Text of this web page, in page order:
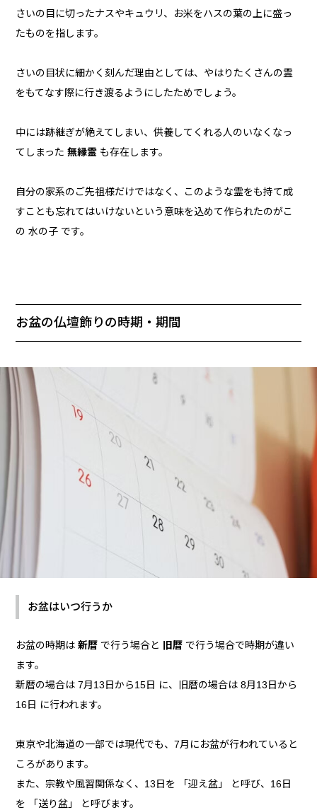
さいの目に切ったナスやキュウリ、お米をハスの葉の上に盛っ
たものを指します。
さいの目状に細かく刻んだ理由としては、やはりたくさんの霊
をもてなす際に行き渡るようにしたためでしょう。
中には跡継ぎが絶えてしまい、供養してくれる人のいなくなっ
てしまった無縁霊 も存在します。
自分の家系のご先祖様だけではなく、このような霊をも持て成
すことも忘れてはいけないという意味を込めて作られたのがこ
の 水の子 です。
お盆の仏壇飾りの時期・期間
お盆はいつ行うか
お盆の時期は新暦 で行う場合と 旧暦 で行う場合で時期が違い
ます。
新暦の場合は 7月13日から15日 に、旧暦の場合は 8月13日から
16日 に行われます。
東京や北海道の一部では現代でも、7月にお盆が行われていると
ころがあります。
また、宗教や風習関係なく、13日を 「迎え盆」 と呼び、16日
を 「送り盆」 と呼びます。